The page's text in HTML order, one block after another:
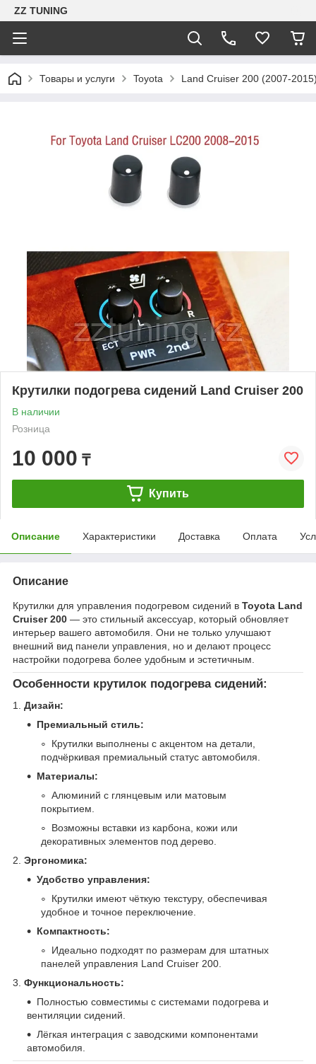
ZZ TUNING
Товары и услуги Toyota Land Cruiser 200 (2007-
Крутилки подогрева сидений Land Cruiser 200
В наличии
Розница
10 000 ₸
Купить
Описание Характеристики Доставка Оплата
Описание
Крутилки для управления подогревом сидений в Toyota Land
Cruiser 200 — это стильный аксессуар, который обновляет
интерьер вашего автомобиля. Они не только улучшают
внешний вид панели управления, но и делают процесс
настройки подогрева более удобным и эстетичным.
Особенности крутилок подогрева сидений:
1. Дизайн:
Премиальный стиль:
Крутилки выполнены с акцентом на детали,
подчёркивая премиальный статус автомобиля.
Материалы:
Алюминий с глянцевым или матовым
покрытием.
Возможны вставки из карбона, кожи или
декоративных элементов под дерево.
2. Эргономика:
Удобство управления:
Крутилки имеют чёткую текстуру, обеспечивая
удобное и точное переключение.
Компактность:
Идеально подходят по размерам для штатных
панелей управления Land Cruiser 200.
3. Функциональность:
Полностью совместимы с системами подогрева и
вентиляции сидений.
Лёгкая интеграция с заводскими компонентами
автомобиля.